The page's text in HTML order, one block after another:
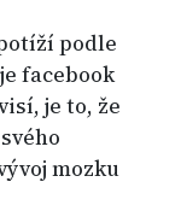
podle
facebook
je to, že
mozku